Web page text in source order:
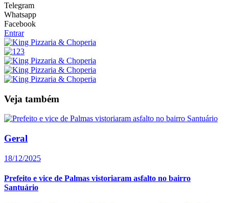
Telegram
Whatsapp
Facebook
Entrar
Veja também
Geral
18/12/2025
Prefeito e vice de Palmas vistoriaram asfalto no bairro
Santuário